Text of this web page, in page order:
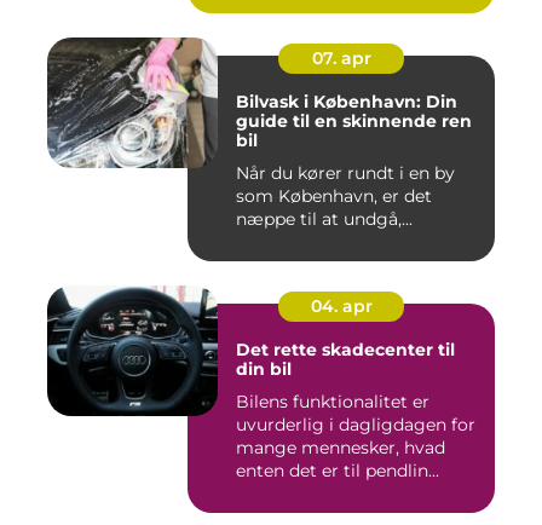
07. apr
Bilvask i København: Din
guide til en skinnende ren
bil
Når du kører rundt i en by
som København, er det
næppe til at undgå,...
04. apr
Det rette skadecenter til
din bil
Bilens funktionalitet er
uvurderlig i dagligdagen for
mange mennesker, hvad
enten det er til pendlin...